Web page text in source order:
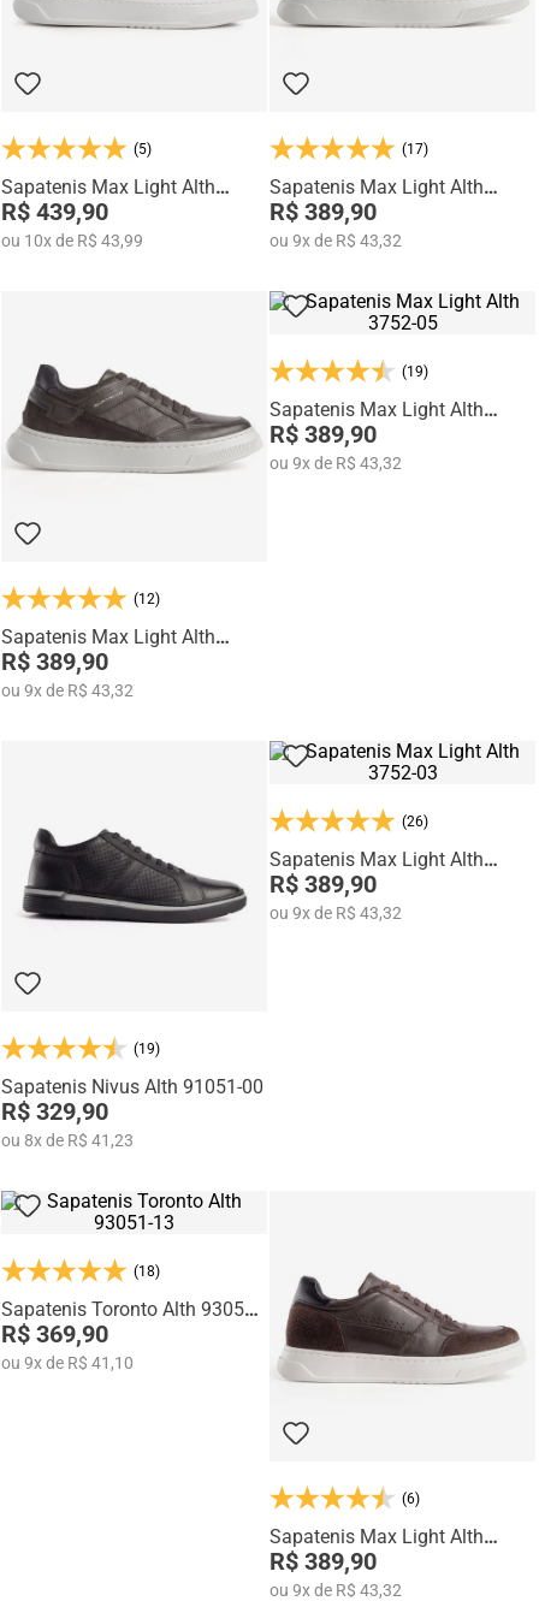
(5)
Sapatenis Max Light Alth
3753-04
R$ 439,90
ou 10xde R$ 43,99
(17)
Sapatenis Max Light Alth
3751-03
R$ 389,90
ou 9xde R$ 43,32
(12)
Sapatenis Max Light Alth
3752-01
R$ 389,90
ou 9xde R$ 43,32
(19)
Sapatenis Max Light Alth
3752-05
R$ 389,90
ou 9xde R$ 43,32
(19)
Sapatenis Nivus Alth 91051-00
R$ 329,90
ou 8xde R$ 41,23
(26)
Sapatenis Max Light Alth
3752-03
R$ 389,90
ou 9xde R$ 43,32
(18)
Sapatenis Toronto Alth 93051-
13
R$ 369,90
ou 9xde R$ 41,10
(6)
Sapatenis Max Light Alth
3751-01
R$ 389,90
ou 9xde R$ 43,32